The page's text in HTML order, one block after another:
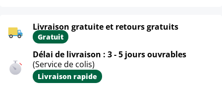
Livraison gratuite et retours gratuits
Gratuit
Délai de livraison : 3 - 5 jours ouvrables
(Service de colis)
Livraison rapide